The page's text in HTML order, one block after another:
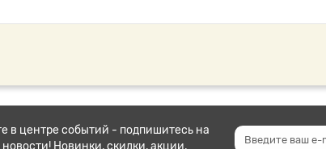
в центре событий - подпишитесь на
Новинки, скидки, акции.